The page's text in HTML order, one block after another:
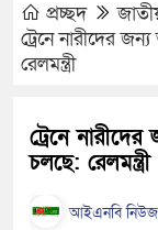
প্রচ্ছদ
ট্রেনে নারীদের
রেলমন্ত্রী
ট্রেনে
চলছে: রেলমন্ত্রী
আইএনবি নিউজ